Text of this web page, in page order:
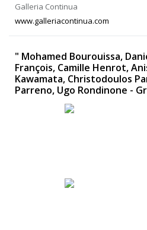
Galleria Continua
www.galleriacontinua.com
" Mohamed Bourouissa,
François, Camille Henrot,
Kawamata, Christodoulos
Parreno, Ugo Rondinone -